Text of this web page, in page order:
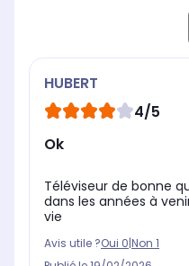
HUBERT
4/5
Ok
Téléviseur de bonne
dans les années à
vie
Avis utile ?Oui 0 Non 1